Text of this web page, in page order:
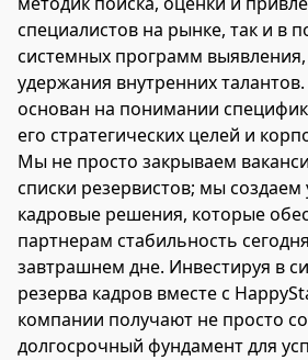
специалистов на рынке, так и в
системных программ выявления,
удержания внутренних
основан на понимании
его стратегических целей и
Мы не просто закрываем
списки резервистов; мы
кадровые решения, которые
партнерам стабильность
завтрашнем дне. Инвестируя в
резерва кадров вместе с
компании получают не просто
долгосрочный фундамент для